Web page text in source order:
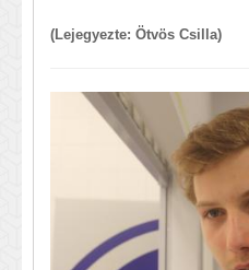
(Lejegyezte: Ötvös Csilla)